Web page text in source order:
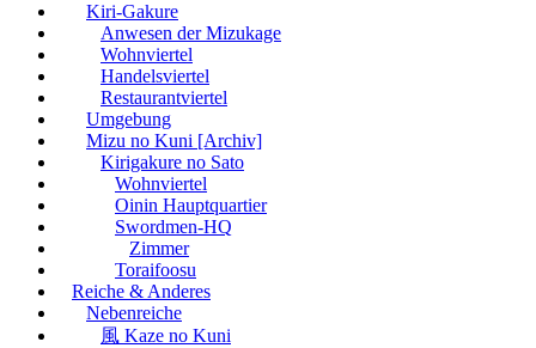
Kiri-Gakure
Anwesen der Mizukage
Wohnviertel
Handelsviertel
Restaurantviertel
Umgebung
Mizu no Kuni [Archiv]
Kirigakure no Sato
Wohnviertel
Oinin Hauptquartier
Swordmen-HQ
Zimmer
Toraifoosu
Reiche & Anderes
Nebenreiche
風 Kaze no Kuni